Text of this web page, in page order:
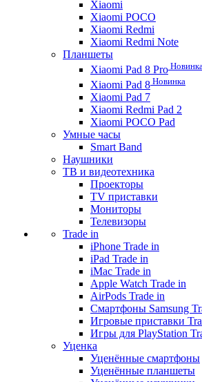
Xiaomi
Xiaomi POCO
Xiaomi Redmi
Xiaomi Redmi Note
Планшеты
Xiaomi Pad 8 Pro Новинка
Xiaomi Pad 8 Новинка
Xiaomi Pad 7
Xiaomi Redmi Pad 2
Xiaomi POCO Pad
Умные часы
Smart Band
Наушники
ТВ и видеотехника
Проекторы
TV приставки
Мониторы
Телевизоры
Trade in
iPhone Trade in
iPad Trade in
iMac Trade in
Apple Watch Trade in
AirPods Trade in
Смартфоны Samsung
Игровые приставки
Игры для PlayStation
Уценка
Уценённые смартфоны
Уценённые планшеты